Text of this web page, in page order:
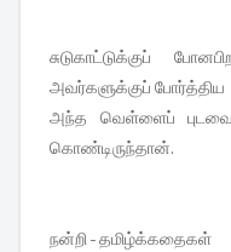
சுடுகாட்டுக்குப்
அவர்களுக்குப் போர்த்திய
அந்த வெள்ளைப்
கொண்டிருந்தான்.
நன்றி - தமிழ்க்கதைகள்